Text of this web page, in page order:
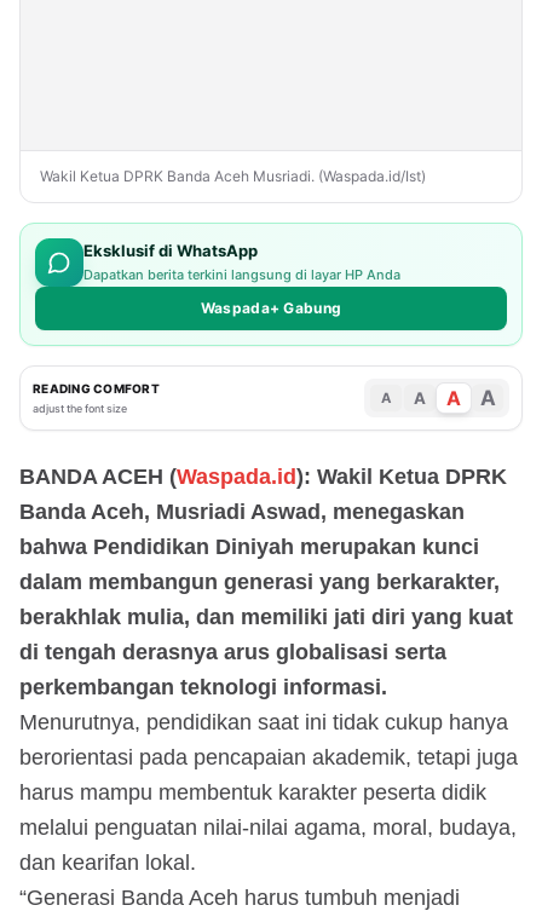
Wakil Ketua DPRK Banda Aceh Musriadi. (Waspada.id/Ist)
Eksklusif di WhatsApp
Dapatkan berita terkini langsung di layar HP Anda
Waspada+ Gabung
READING COMFORT
adjust the font size
A A A A
BANDA ACEH (Waspada.id): Wakil Ketua DPRK
Banda Aceh, Musriadi Aswad, menegaskan
bahwa Pendidikan Diniyah merupakan kunci
dalam membangun generasi yang berkarakter,
berakhlak mulia, dan memiliki jati diri yang kuat
di tengah derasnya arus globalisasi serta
perkembangan teknologi informasi.
Menurutnya, pendidikan saat ini tidak cukup hanya
berorientasi pada pencapaian akademik, tetapi juga
harus mampu membentuk karakter peserta didik
melalui penguatan nilai-nilai agama, moral, budaya,
dan kearifan lokal.
“Generasi Banda Aceh harus tumbuh menjadi